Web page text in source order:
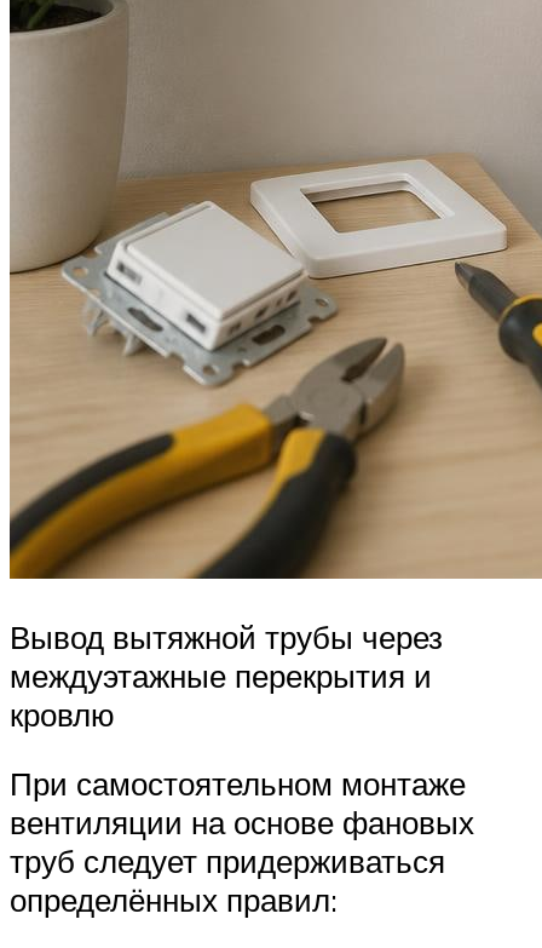
Вывод вытяжной трубы через
междуэтажные перекрытия и
кровлю
При самостоятельном монтаже
вентиляции на основе фановых
труб следует придерживаться
определённых правил: